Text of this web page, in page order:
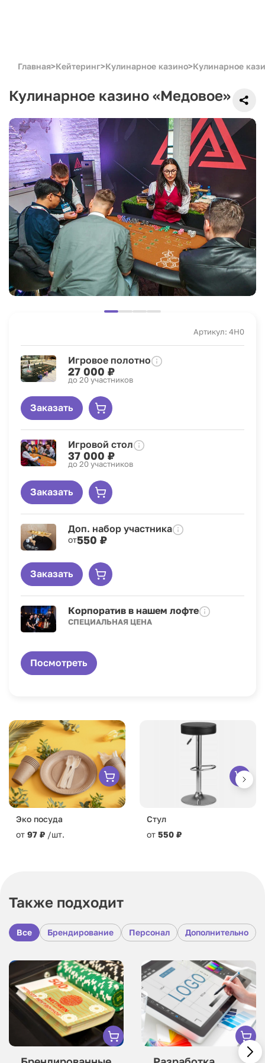
Главная>Кейтеринг>Кулинарное казино>Кулинарное
Кулинарное казино «Медовое»
Артикул: 4H0
Игровое полотно
27 000 ₽
до 20 участников
Заказать
Игровой стол
37 000 ₽
до 20 участников
Заказать
Доп. набор участника
от550 ₽
Заказать
Корпоратив в нашем лофте
СПЕЦИАЛЬНАЯ ЦЕНА
Посмотреть
Эко посуда
от 97 ₽ /шт.
Стул
от 550 ₽
Также подходит
Все Брендирование Персонал Дополнительно